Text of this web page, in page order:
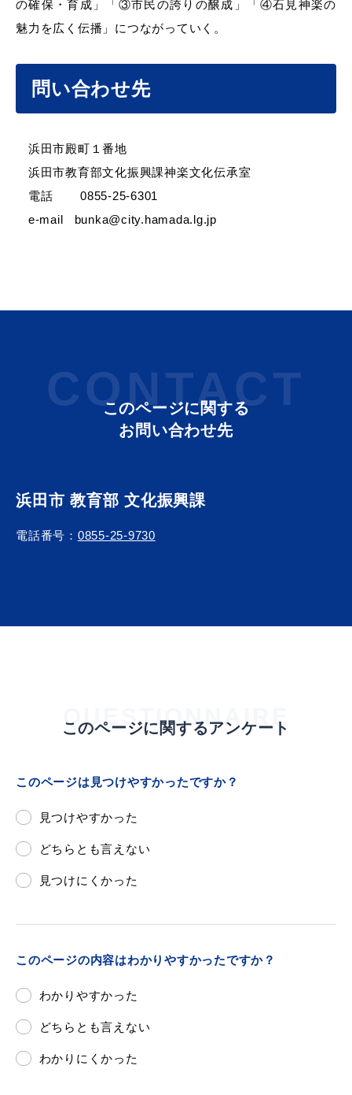
の確保・育成」「③市民の誇りの醸成」「④石見神楽の
魅力を広く伝播」につながっていく。
問い合わせ先
浜田市殿町１番地
浜田市教育部文化振興課神楽文化伝承室
電話 0855-25-6301
e-mail bunka@city.hamada.lg.jp
CONTACT
このページに関する
お問い合わせ先
浜田市 教育部 文化振興課
電話番号： 0855-25-9730
QUESTIONNAIRE
このページに関するアンケート
このページは見つけやすかったですか？
見つけやすかった
どちらとも言えない
見つけにくかった
このページの内容はわかりやすかったですか？
わかりやすかった
どちらとも言えない
わかりにくかった